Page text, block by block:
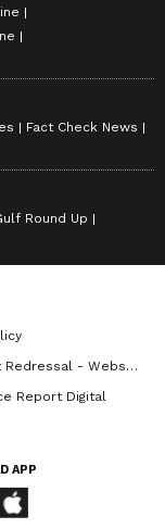
Fact Check News
Round Up
- Website
Report Digital
APP